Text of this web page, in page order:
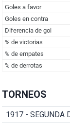
TORNEOS
1917 - SEGUNDA